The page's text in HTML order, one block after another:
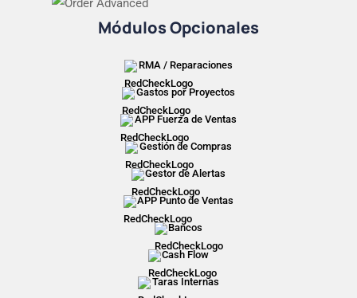
Módulos Opcionales
RMA / Reparaciones
Gastos por Proyectos
APP Fuerza de Ventas
Gestión de Compras
Gestor de Alertas
APP Punto de Ventas
Bancos
Cash Flow
Taras Internas